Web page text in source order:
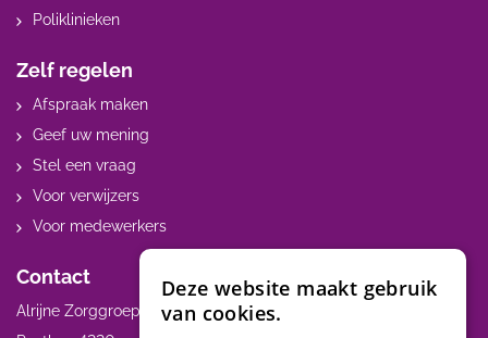
Poliklinieken
Zelf regelen
Afspraak maken
Geef uw mening
Stel een vraag
Voor verwijzers
Voor medewerkers
Contact
Alrijne Zorggroep
Deze website maakt gebruik
van cookies.